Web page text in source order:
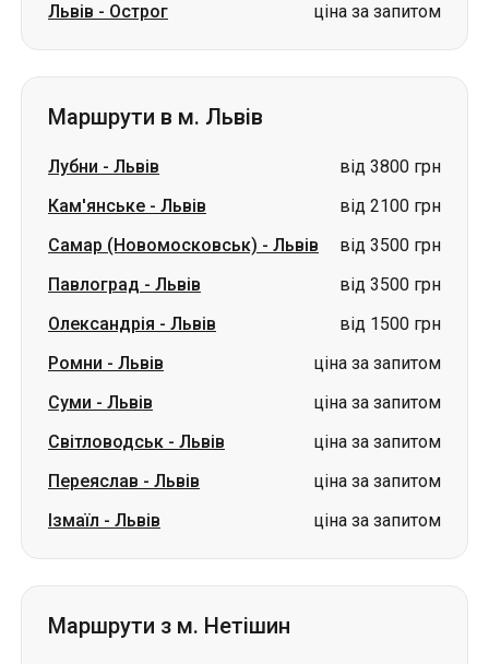
Львів - Острог ціна за запитом
Маршрути в м. Львів
Лубни - Львів
від 3800 грн
Кам'янське - Львів
від 2100 грн
Самар (Новомосковськ) - Львів
від 3500 грн
Павлоград - Львів
від 3500 грн
Олександрія - Львів
від 1500 грн
Ромни - Львів
ціна за запитом
Суми - Львів
ціна за запитом
Світловодськ - Львів
ціна за запитом
Переяслав - Львів
ціна за запитом
Ізмаїл - Львів ціна за запитом
Маршрути з м. Нетішин